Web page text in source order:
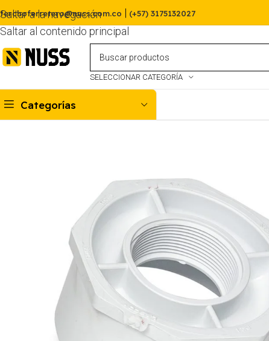
Saltar a la navegación
Saltar al contenido principal
ferchoferretero@nuss.com.co | (+57) 3175132027
SELECCIONAR CATEGORÍA
Categorías